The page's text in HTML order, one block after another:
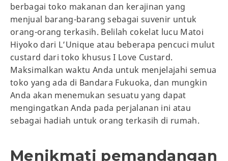
berbagai toko makanan dan kerajinan yang
menjual barang-barang sebagai suvenir untuk
orang-orang terkasih. Belilah cokelat lucu Matoi
Hiyoko dari L’Unique atau beberapa pencuci mulut
custard dari toko khusus I Love Custard.
Maksimalkan waktu Anda untuk menjelajahi semua
toko yang ada di Bandara Fukuoka, dan mungkin
Anda akan menemukan sesuatu yang dapat
mengingatkan Anda pada perjalanan ini atau
sebagai hadiah untuk orang terkasih di rumah.
Menikmati pemandangan